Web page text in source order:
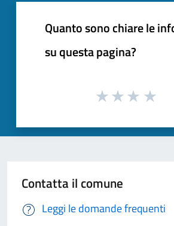
Quanto sono chiare le
su questa pagina?
Contatta il comune
Leggi le domande frequenti